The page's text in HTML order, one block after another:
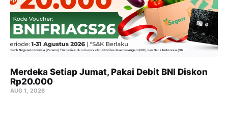
Merdeka Setiap Jumat, Pakai Debit BNI Diskon
Rp20.000
AUG 1, 2026